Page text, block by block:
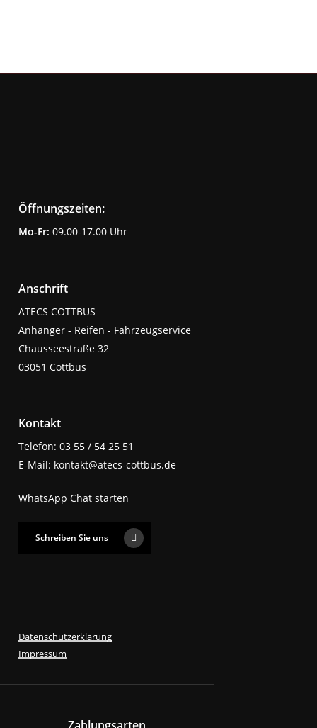
Öffnungszeiten:
Mo-Fr: 09.00-17.00 Uhr
Anschrift
ATECS COTTBUS
Anhänger - Reifen - Fahrzeugservice
Chausseestraße 32
03051 Cottbus
Kontakt
Telefon: 03 55 / 54 25 51
E-Mail: kontakt@atecs-cottbus.de
WhatsApp Chat starten
Schreiben Sie uns
Datenschutzerklärung
Impressum